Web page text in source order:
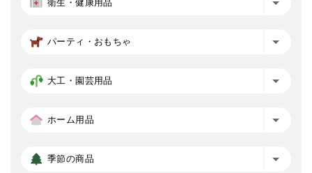
衛生・健康用品
パーティ・おもちゃ
大工・園芸用品
ホーム用品
季節の商品